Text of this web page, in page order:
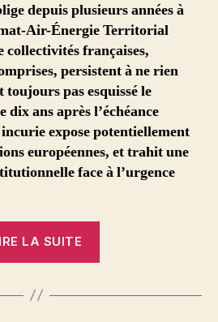
depuis plusieurs années à
Air-Énergie Territorial
françaises,
persistent à ne rien
pas esquissé le
ans après l’échéance
expose potentiellement
européennes, et trahit une
face à l’urgence
LA SUITE
l’inquiétant